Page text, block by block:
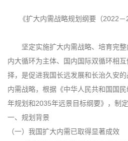
《扩大内需战略规划纲要（2022
坚定实施扩大内需战略、培育完
内大循环为主体、国内国际双循环相
择，是促进我国长远发展和长治久安
内需战略，根据《中华人民共和国国
年规划和2035年远景目标纲要》，制定
一、规划背景
（一）我国扩大内需已取得显著成效